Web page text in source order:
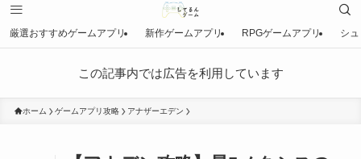
厳選おすすめゲームアプリ 新作ゲームアプリ RPGゲームアプリ シ
この記事内では広告を利用しています
ホーム ゲームアプリ攻略 アナザーエデン